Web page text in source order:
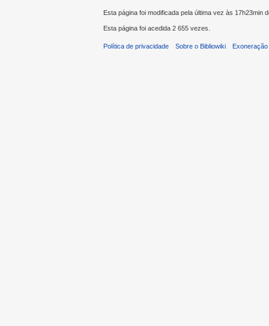
Esta página foi modificada pela última vez às 17h23min
Esta página foi acedida 2 655 vezes.
Política de privacidade Sobre o Bibliowiki